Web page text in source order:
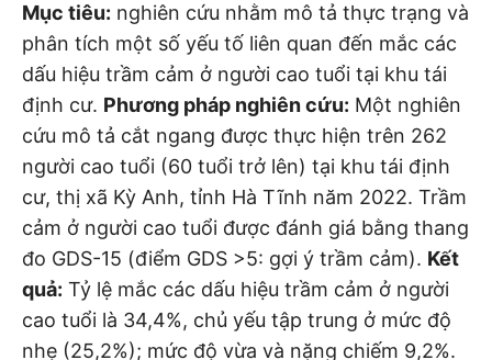
Mục tiêu: nghiên cứu nhằm mô tả thực trạng và
phân tích một số yếu tố liên quan đến mắc các
dấu hiệu trầm cảm ở người cao tuổi tại khu tái
định cư. Phương pháp nghiên cứu: Một nghiên
cứu mô tả cắt ngang được thực hiện trên 262
người cao tuổi (60 tuổi trở lên) tại khu tái định
cư, thị xã Kỳ Anh, tỉnh Hà Tĩnh năm 2022. Trầm
cảm ở người cao tuổi được đánh giá bằng thang
đo GDS-15 (điểm GDS >5: gợi ý trầm cảm). Kết
quả: Tỷ lệ mắc các dấu hiệu trầm cảm ở người
cao tuổi là 34,4%, chủ yếu tập trung ở mức độ
nhẹ (25,2%); mức độ vừa và nặng chiếm 9,2%.